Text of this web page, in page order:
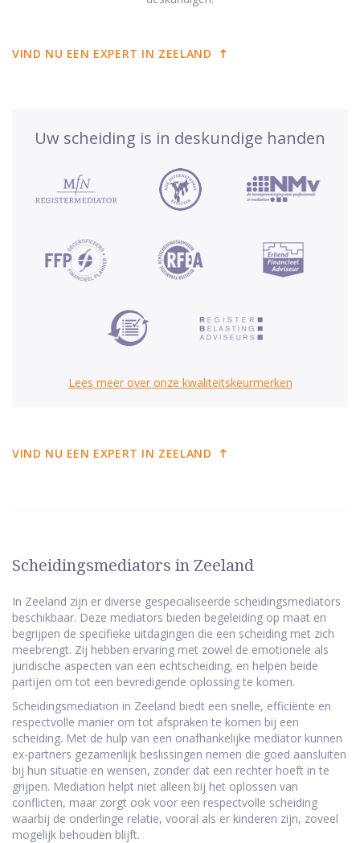
VIND NU EEN EXPERT IN ZEELAND
Uw scheiding is in deskundige handen
Lees meer over onze kwaliteitskeurmerken
VIND NU EEN EXPERT IN ZEELAND
Scheidingsmediators in Zeeland
In Zeeland zijn er diverse gespecialiseerde scheidingsmediators
beschikbaar. Deze mediators bieden begeleiding op maat en
begrijpen de specifieke uitdagingen die een scheiding met zich
meebrengt. Zij hebben ervaring met zowel de emotionele als
juridische aspecten van een echtscheiding, en helpen beide
partijen om tot een bevredigende oplossing te komen.
Scheidingsmediation in Zeeland biedt een snelle, efficiënte en
respectvolle manier om tot afspraken te komen bij een
scheiding. Met de hulp van een onafhankelijke mediator kunnen
ex-partners gezamenlijk beslissingen nemen die goed aansluiten
bij hun situatie en wensen, zonder dat een rechter hoeft in te
grijpen. Mediation helpt niet alleen bij het oplossen van
conflicten, maar zorgt ook voor een respectvolle scheiding
waarbij de onderlinge relatie, vooral als er kinderen zijn, zoveel
mogelijk behouden blijft.